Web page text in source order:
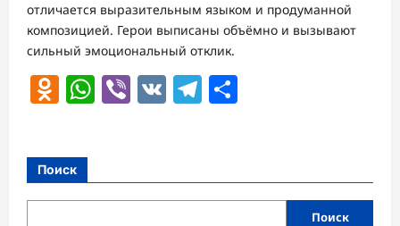
отличается выразительным языком и продуманной
композицией. Герои выписаны объёмно и вызывают
сильный эмоциональный отклик.
Odnoklassniki
WhatsApp
Viber
VK Telegram
Поиск
Поиск